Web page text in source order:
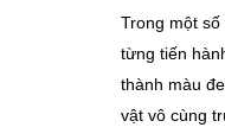
Trong một
từng tiến
thành màu
vật vô cùng